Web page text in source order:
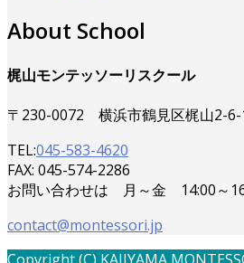
About School
梶山モンテッソーリスクール
〒230-0072 横浜市鶴見区梶山2-6-
TEL:045-583-4620
FAX: 045-574-2286
お問い合わせは 月～金 14:00～
contact@montessori.jp